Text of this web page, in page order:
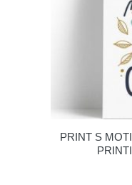
PRINT S